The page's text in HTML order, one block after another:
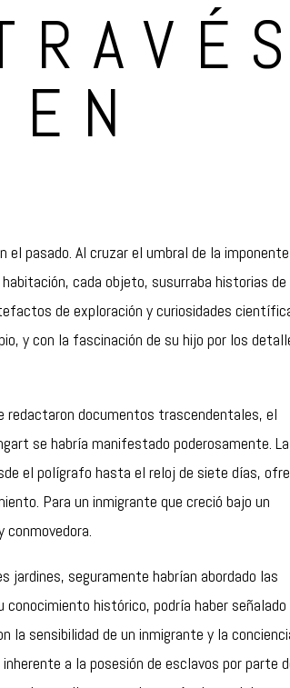
pasado. Al cruzar el umbral de la imponente
cada objeto, susurraba historias de
de exploración y curiosidades
y con la fascinación de su hijo por los
redactaron documentos trascendentales, el
se habría manifestado poderosamente. La
el polígrafo hasta el reloj de siete días,
Para un inmigrante que creció bajo un
jardines, seguramente habrían abordado las
histórico, podría haber señalado
sensibilidad de un inmigrante y la
a la posesión de esclavos por parte